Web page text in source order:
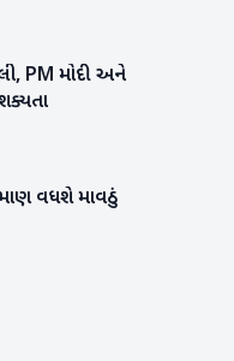
PM મોદી અને
વધશે માવઠું